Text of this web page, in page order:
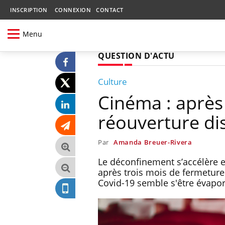
INSCRIPTION CONNEXION CONTACT
Menu
QUESTION D'ACTU
Culture
Cinéma :
réouverture
Par Amanda Breuer-Rivera
Le déconfinement
après trois mois de
Covid-19 semble s'être